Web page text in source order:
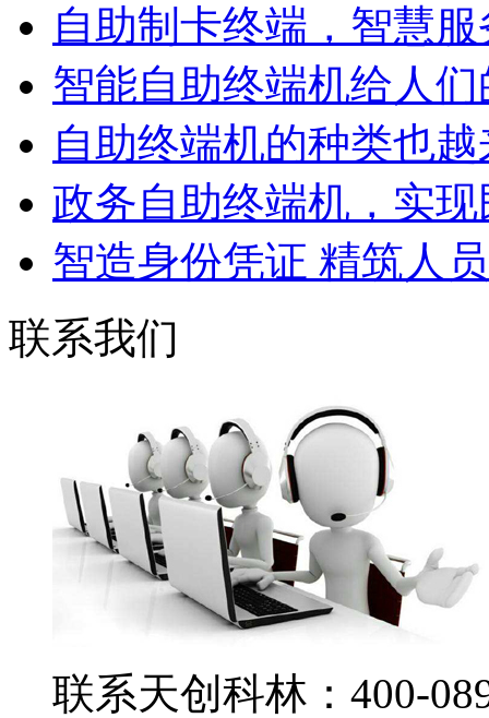
自助制卡终端，智慧服
智能自助终端机给人们
自助终端机的种类也
政务自助终端机，实现
智造身份凭证 精筑人
联系我们
联系天创科林：400-